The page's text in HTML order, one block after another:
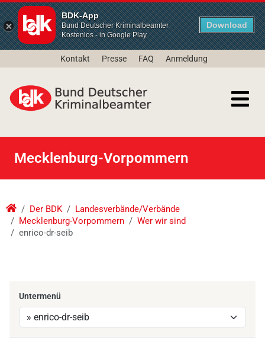
BDK-App
Bund Deutscher Kriminalbeamter
Kostenlos - in Google Play
Download
Kontakt Presse FAQ Anmeldung
Mecklenburg-Vorpommern
Der BDK
Landesverbände/Verbände
Mecklenburg-Vorpommern
Wer wir sind
enrico-dr-seib
Untermenü